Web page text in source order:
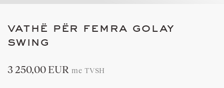
vathë për femra golay
swing
3 250,00 EUR me TVSH